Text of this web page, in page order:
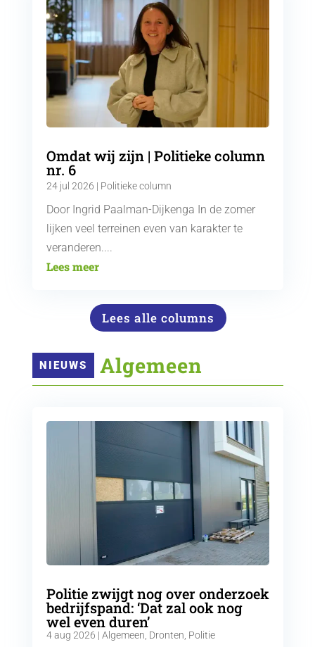
Omdat wij zijn | Politieke column
nr. 6
24 jul 2026 | Politieke column
Door Ingrid Paalman-Dijkenga In de zomer
lijken veel terreinen even van karakter te
veranderen....
Lees meer
Lees alle columns
NIEUWS Algemeen
Politie zwijgt nog over onderzoek
bedrijfspand: ‘Dat zal ook nog
wel even duren’
4 aug 2026 | Algemeen Dronten Politie